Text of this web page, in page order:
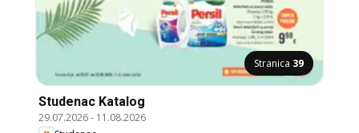
Stranica 39
Studenac Katalog
29.07.2026- 11.08.2026